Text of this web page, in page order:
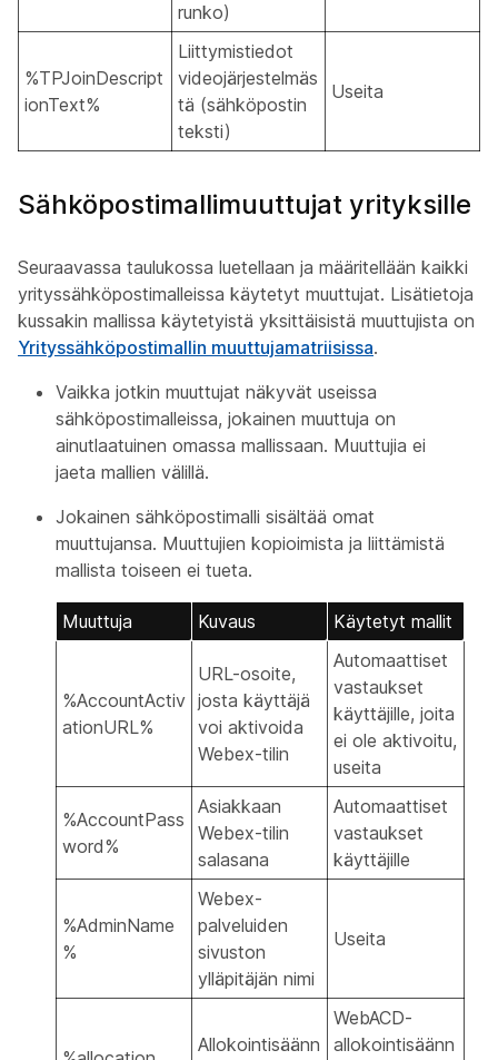
runko)
%TPJoinDescript
ionText%
Liittymistiedot
videojärjestelmäs
tä (sähköpostin
teksti)
Useita
Sähköpostimallimuuttujat yrityksille
Seuraavassa taulukossa luetellaan ja määritellään kaikki
yrityssähköpostimalleissa käytetyt muuttujat. Lisätietoja
kussakin mallissa käytetyistä yksittäisistä muuttujista on
Yrityssähköpostimallin muuttujamatriisissa.
Vaikka jotkin muuttujat näkyvät useissa
sähköpostimalleissa, jokainen muuttuja on
ainutlaatuinen omassa mallissaan. Muuttujia ei
jaeta mallien välillä.
Jokainen sähköpostimalli sisältää omat
muuttujansa. Muuttujien kopioimista ja liittämistä
mallista toiseen ei tueta.
Muuttuja Kuvaus Käytetyt mallit
%AccountActiv
ationURL%
URL-osoite,
josta käyttäjä
voi aktivoida
Webex-tilin
Automaattiset
vastaukset
käyttäjille, joita
ei ole aktivoitu,
useita
%AccountPass
word%
Asiakkaan
Webex-tilin
salasana
Automaattiset
vastaukset
käyttäjille
%AdminName
%
Webex-
palveluiden
sivuston
ylläpitäjän nimi
Useita
Allokointisäänn
WebACD-
allokointisäänn